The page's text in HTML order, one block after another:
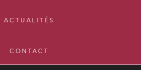
ACTUALITÉS
CONTACT